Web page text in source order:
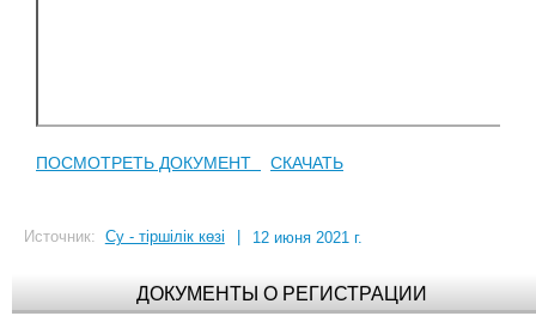
ПОСМОТРЕТЬ ДОКУМЕНТ СКАЧАТЬ
Источник: Су - тіршілік көзі 12 июня 2021 г.
ДОКУМЕНТЫ О РЕГИСТРАЦИИ